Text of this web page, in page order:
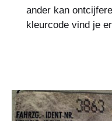
ander kan
kleurcode vind je